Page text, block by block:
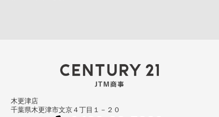
木更津店
千葉県木更津市文京４丁目１－２０